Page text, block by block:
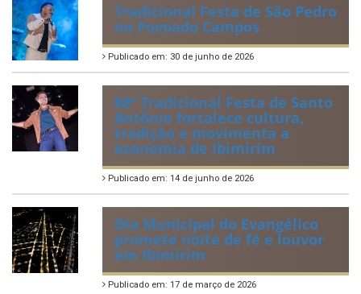
Tradicional Festa de São Pedro
no Povoado Campos
Publicado em: 30 de junho de 2026
88ª Tradicional Festa de Santo
Antônio fortalece cultura,
tradição e movimenta a
economia de Ibimirim
Publicado em: 14 de junho de 2026
Dia Municipal do Evangélico
promete noite de fé e louvor
em Ibimirim
Publicado em: 17 de março de 2026